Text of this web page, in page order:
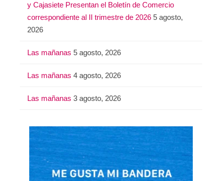
y Cajasiete Presentan el Boletín de Comercio
correspondiente al II trimestre de 2026 5 agosto,
2026
Las mañanas 5 agosto, 2026
Las mañanas 4 agosto, 2026
Las mañanas 3 agosto, 2026